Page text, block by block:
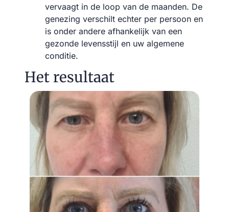
vervaagt in de loop van de maanden. De
genezing verschilt echter per persoon en
is onder andere afhankelijk van een
gezonde levensstijl en uw algemene
conditie.
Het resultaat